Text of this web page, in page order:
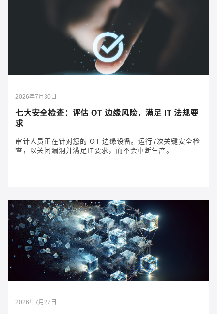
2026年7月30日
七大安全检查：评估 OT 边缘风险，满足 IT 法规要
求
审计人员正在针对您的 OT 边缘设备。运行7次关键安全检
查，以关闭漏洞并满足IT要求，而不会中断生产。
2026年7月30日
七大安全检查：评估 OT 边缘风险，满足 IT 法规
要求
审计人员正在针对您的 OT 边缘设备。运行7次关键安全
检查，以关闭漏洞并满足IT要求，而不会中断生产。
2026年7月27日